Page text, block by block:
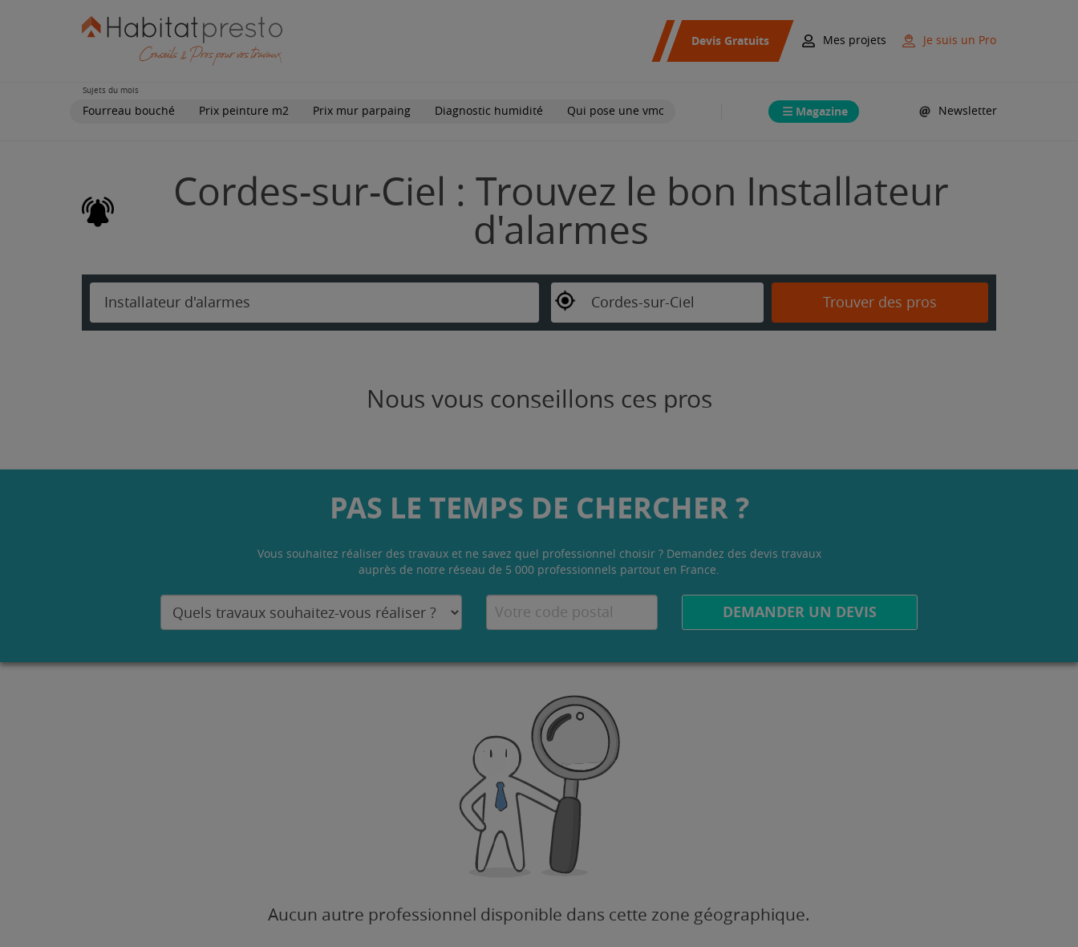
Devis Gratuits Mes projets Je suis un Pro
Sujets du mois
Fourreau bouché Prix peinture m2 Prix mur parpaing Diagnostic humidité Qui pose une vmc Magazine Newsletter
Cordes-sur-Ciel : Trouvez le bon Installateur
d'alarmes
Installateur d'alarmes Cordes-sur-Ciel Trouver des pros
Nous vous conseillons ces pros
PAS LE TEMPS DE CHERCHER ?
Vous souhaitez réaliser des travaux et ne savez quel professionnel choisir ? Demandez des devis travaux
auprès de notre réseau de 5 000 professionnels partout en France.
DEMANDER UN DEVIS
Aucun autre professionnel disponible dans cette zone géographique.